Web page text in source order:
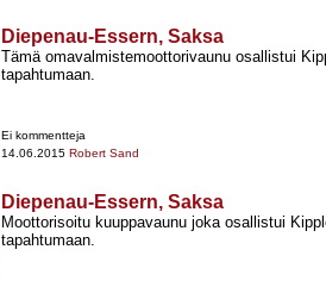
Diepenau-Essern, Saksa
Tämä omavalmistemoottorivaunu osallistui
tapahtumaan.
Ei kommentteja
14.06.2015 Robert Sand
Diepenau-Essern, Saksa
Moottorisoitu kuuppavaunu joka osallistui
tapahtumaan.